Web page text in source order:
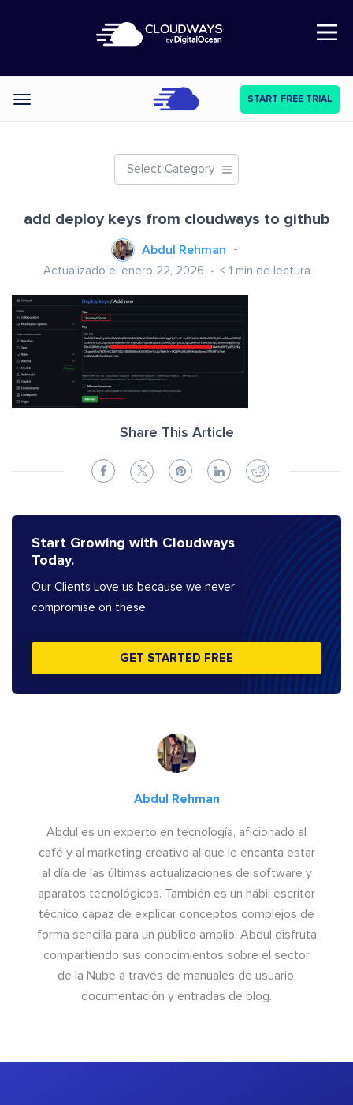
Open Nav
Categories START FREE TRIAL
Select Category
add deploy keys from cloudways to github
Abdul Rehman
Actualizado el enero 22, 2026 < 1 min de lectura
Share This Article
Start Growing with Cloudways
Today.
Our Clients Love us because we never
compromise on these
GET STARTED FREE
Abdul Rehman
Abdul es un experto en tecnología, aficionado al
café y al marketing creativo al que le encanta estar
al día de las últimas actualizaciones de software y
aparatos tecnológicos. También es un hábil escritor
técnico capaz de explicar conceptos complejos de
forma sencilla para un público amplio. Abdul disfruta
compartiendo sus conocimientos sobre el sector
de la Nube a través de manuales de usuario,
documentación y entradas de blog.